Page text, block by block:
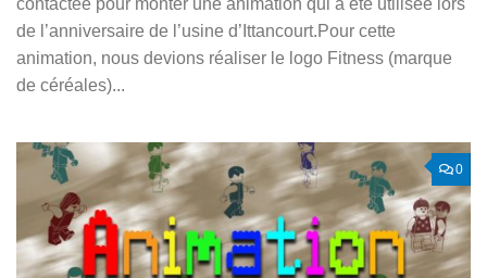
contactée pour monter une animation qui a été utilisée lors
de l’anniversaire de l’usine d’Ittancourt.Pour cette
animation, nous devions réaliser le logo Fitness (marque
de céréales)...
0